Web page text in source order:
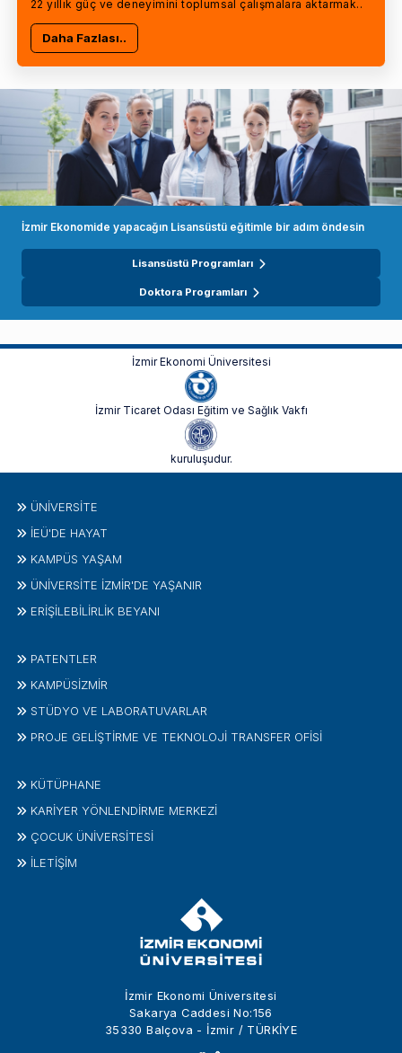
22 yıllık güç ve deneyimini toplumsal çalışmalara aktarmak..
Daha Fazlası..
İzmir Ekonomide yapacağın Lisansüstü eğitimle bir adım öndesin
Lisansüstü Programları
Doktora Programları
İzmir Ekonomi Üniversitesi
İzmir Ticaret Odası Eğitim ve Sağlık Vakfı
kuruluşudur.
İzmir Ekonomi Üniversitesi
Sakarya Caddesi No:156
35330 Balçova - İzmir / TÜRKİYE
ÜNIVERSITE
İEÜ'DE HAYAT
KAMPÜS YAŞAM
ÜNİVERSİTE İZMİR'DE YAŞANIR
ERİŞİLEBİLİRLİK BEYANI
PATENTLER
KAMPÜSİZMIR
STÜDYO VE LABORATUVARLAR
PROJE GELIŞTIRME VE TEKNOLOJI TRANSFER OFISI
KÜTÜPHANE
KARİYER YÖNLENDİRME MERKEZİ
ÇOCUK ÜNIVERSITESI
İLETIŞIM